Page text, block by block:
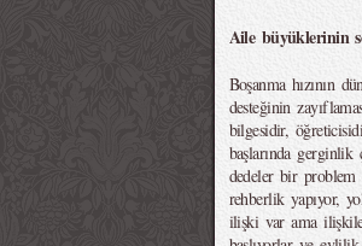
Aile büyüklerinin
Boşanma hızının
desteğinin
bilgesidir,
başlarında gerginlik
dedeler bir problem
rehberlik yapıyor,
ilişki var ama